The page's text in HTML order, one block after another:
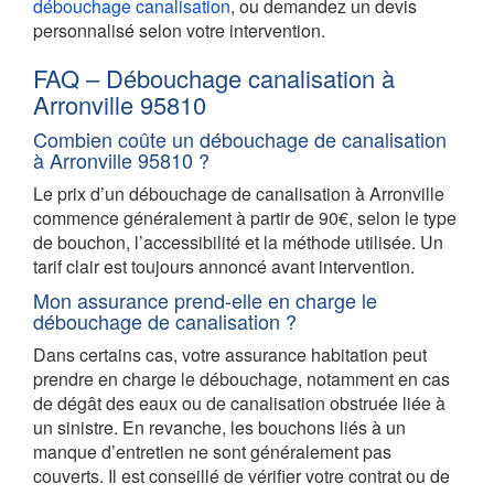
débouchage canalisation, ou demandez un devis
personnalisé selon votre intervention.
FAQ – Débouchage canalisation à
Arronville 95810
Combien coûte un débouchage de canalisation
à Arronville 95810 ?
Le prix d’un débouchage de canalisation à Arronville
commence généralement à partir de 90€, selon le type
de bouchon, l’accessibilité et la méthode utilisée. Un
tarif clair est toujours annoncé avant intervention.
Mon assurance prend-elle en charge le
débouchage de canalisation ?
Dans certains cas, votre assurance habitation peut
prendre en charge le débouchage, notamment en cas
de dégât des eaux ou de canalisation obstruée liée à
un sinistre. En revanche, les bouchons liés à un
manque d’entretien ne sont généralement pas
couverts. Il est conseillé de vérifier votre contrat ou de